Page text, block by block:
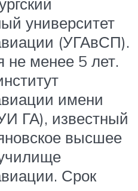
университет
(УГАвСП).
не менее 5 лет.
имени
ГА), известный
высшее
Срок